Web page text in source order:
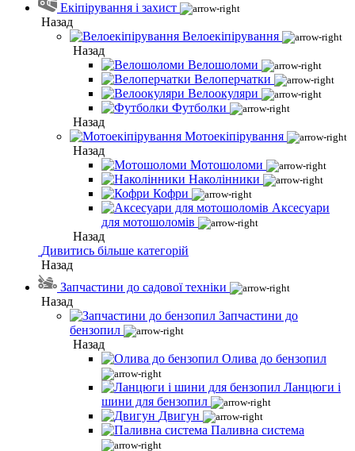
Екіпірування і захист
Назад
Велоекіпірування
Назад
Велошоломи
Велоперчатки
Велоокуляри
Футболки
Назад
Мотоекіпірування
Назад
Мотошоломи
Наколінники
Кофри
Аксесуари
для мотошоломів
Назад
Дивитись більше категорій
Назад
Запчастини до садової техніки
Назад
Запчастини до
бензопил
Назад
Олива до бензопил
Ланцюги і
шини для бензопил
Двигун
Паливна система